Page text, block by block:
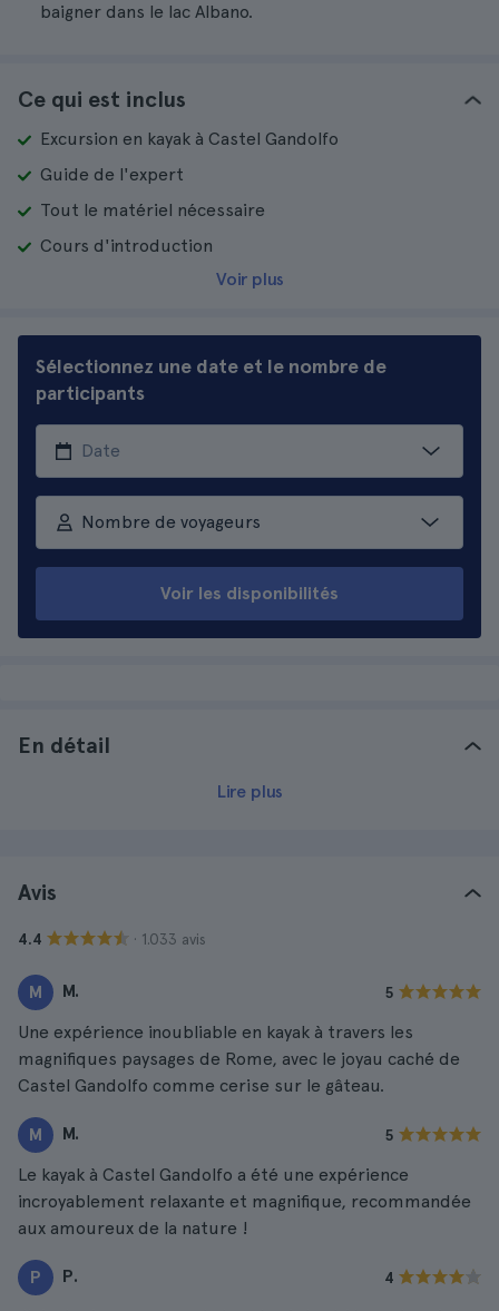
baigner dans le lac Albano.
Ce qui est inclus
Excursion en kayak à Castel Gandolfo
Guide de l'expert
Tout le matériel nécessaire
Cours d'introduction
Voir plus
Sélectionnez une date et le nombre de
participants
Nombre de voyageurs
Voir les disponibilités
En détail
Lire plus
Avis
4.4 · 1.033 avis
M M. 5
Une expérience inoubliable en kayak à travers les
magnifiques paysages de Rome, avec le joyau caché de
Castel Gandolfo comme cerise sur le gâteau.
M M. 5
Le kayak à Castel Gandolfo a été une expérience
incroyablement relaxante et magnifique, recommandée
aux amoureux de la nature !
P P. 4